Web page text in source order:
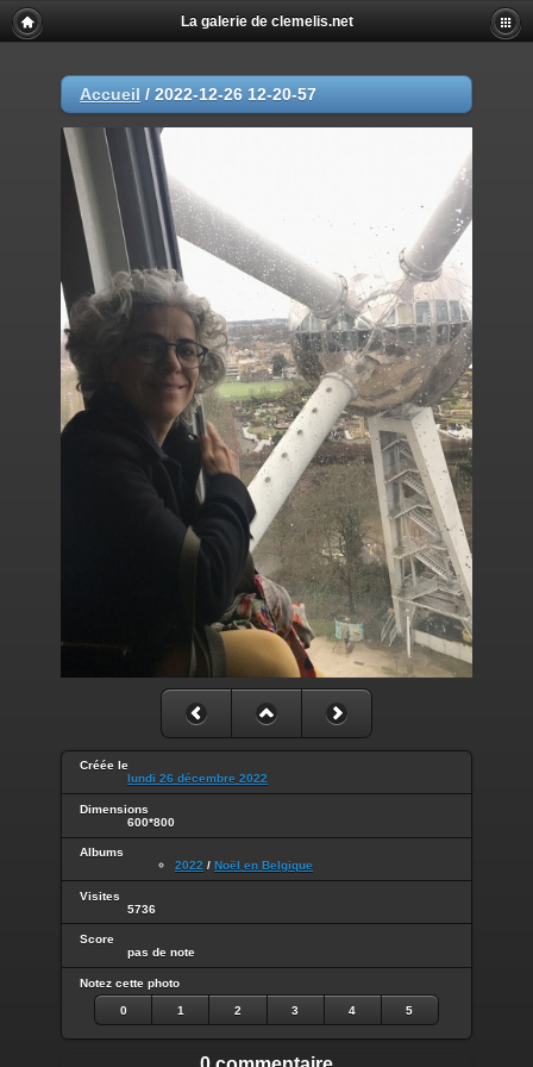
La galerie de clemelis.net
Accueil / 2022-12-26 12-20-57
Créée le
lundi 26 décembre 2022
Dimensions
600*800
Albums
2022 / Noël en Belgique
Visites
5736
Score
pas de note
Notez cette photo
0 1 2 3 4 5